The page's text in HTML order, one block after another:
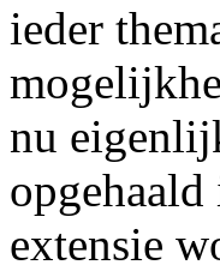
ieder
nu
extensie